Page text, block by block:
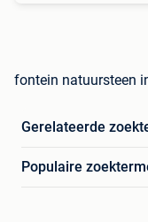
fontein natuursteen
Gerelateerde
Populaire